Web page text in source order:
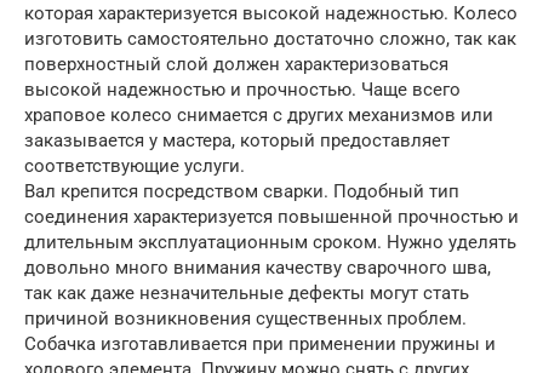
которая характеризуется высокой надежностью. Колесо
изготовить самостоятельно достаточно сложно, так как
поверхностный слой должен характеризоваться
высокой надежностью и прочностью. Чаще всего
храповое колесо снимается с других механизмов или
заказывается у мастера, который предоставляет
соответствующие услуги.
Вал крепится посредством сварки. Подобный тип
соединения характеризуется повышенной прочностью и
длительным эксплуатационным сроком. Нужно уделять
довольно много внимания качеству сварочного шва,
так как даже незначительные дефекты могут стать
причиной возникновения существенных проблем.
Собачка изготавливается при применении пружины и